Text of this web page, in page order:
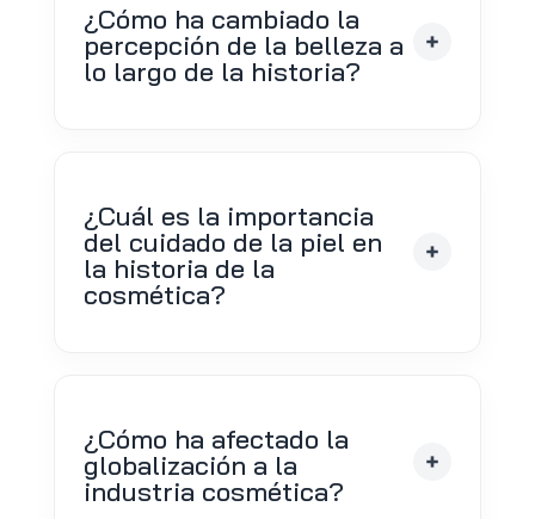
¿Cómo ha cambiado la
percepción de la belleza a
lo largo de la historia?
¿Cuál es la importancia
del cuidado de la piel en
la historia de la
cosmética?
¿Cómo ha afectado la
globalización a la
industria cosmética?